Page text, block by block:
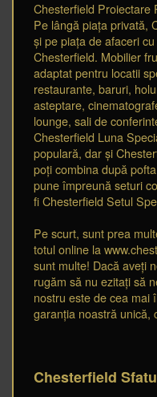
Chesterfield Proiectare
Pe lângă piața privată,
și pe piața de afaceri
Chesterfield. Mobilier
adaptat pentru locatii
restaurante, baruri,
asteptare,
lounge, sali de
Chesterfield Luna
populară, dar și
poți combina după
pune împreună seturi
fi Chesterfield Setul
Pe scurt, sunt prea
totul online la
sunt multe! Dacă aveți
rugăm să nu ezitați să
nostru este de cea mai
garanția noastră unică,
Chesterfield